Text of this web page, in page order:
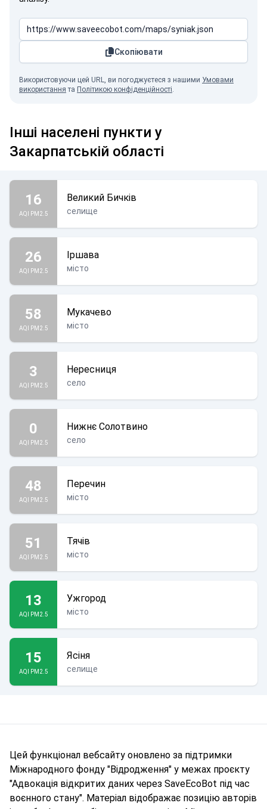
Скопіювати
Використовуючи цей URL, ви погоджуєтеся з нашими Умовами
використання та Політикою конфіденційності.
Інші населені пункти у
Закарпатській області
16
AQI PM2.5
Великий Бичків
селище
26
AQI PM2.5
Іршава
місто
58
AQI PM2.5
Мукачево
місто
3
AQI PM2.5
Нересниця
село
0
AQI PM2.5
Нижнє Солотвино
село
48
AQI PM2.5
Перечин
місто
51
AQI PM2.5
Тячів
місто
13
AQI PM2.5
Ужгород
місто
15
AQI PM2.5
Ясіня
селище
Цей функціонал вебсайту оновлено за підтримки
Міжнародного фонду "Відродження" у межах проєкту
"Адвокація відкритих даних через SaveEcoBot під час
воєнного стану". Матеріал відображає позицію авторів